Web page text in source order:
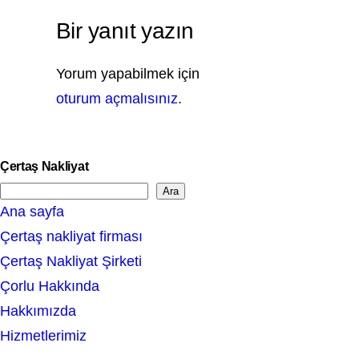
Bir yanıt yazın
Yorum yapabilmek için
oturum açmalısınız.
Çertaş Nakliyat
e
a
r
c
h
Ara
Ana sayfa
Çertaş nakliyat firması
Çertaş Nakliyat Şirketi
Çorlu Hakkında
Hakkımızda
Hizmetlerimiz